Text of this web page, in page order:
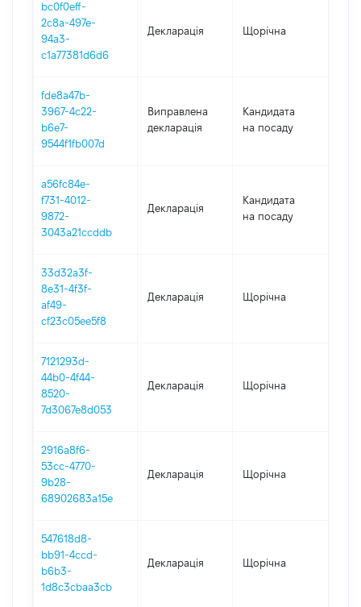
bc0f0eff-
2c8a-497e-
94a3-
c1a77381d6d6
Декларація Щорічна
fde8a47b-
3967-4c22-
b6e7-
9544f1fb007d
Виправлена
декларація
Кандидата
на посаду
a56fc84e-
f731-4012-
9872-
3043a21ccddb
Декларація
Кандидата
на посаду
33d32a3f-
8e31-4f3f-
af49-
cf23c05ee5f8
Декларація Щорічна
7121293d-
44b0-4f44-
8520-
7d3067e8d053
Декларація Щорічна
2916a8f6-
53cc-4770-
9b28-
68902683a15e
Декларація Щорічна
547618d8-
bb91-4ccd-
b6b3-
1d8c3cbaa3cb
Декларація Щорічна